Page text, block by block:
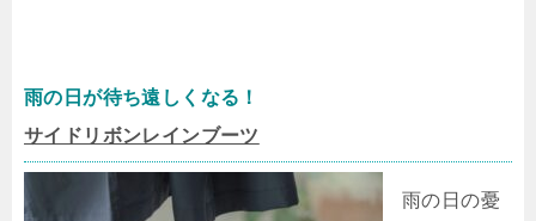
雨の日が待ち遠しくなる！
サイドリボンレインブーツ
雨の日の憂